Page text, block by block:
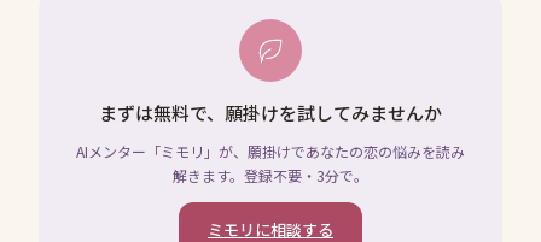
まずは無料で、願掛けを試してみませんか
AIメンター「ミモリ」が、願掛けであなたの恋の悩みを読み
解きます。登録不要・3分で。
ミモリに相談する